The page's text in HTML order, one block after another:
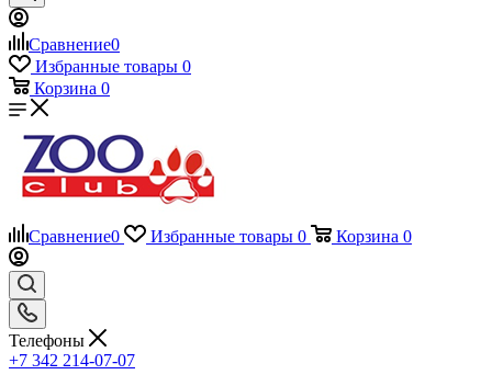
Сравнение0
Избранные товары 0
Корзина 0
Сравнение0 Избранные товары 0 Корзина 0
Телефоны
+7 342 214-07-07